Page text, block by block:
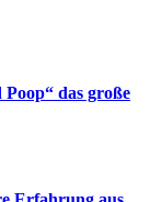
das große